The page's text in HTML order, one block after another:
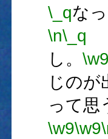
\_qな
\n\_q
し。 \w9
じのが
って思
\w9\w9